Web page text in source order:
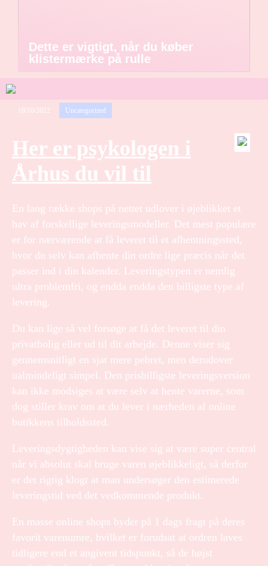
Dette er vigtigt, når du køber
klistermærke på rulle
18/10/2022 Uncategorized
Her er psykologen i
Århus du vil til
En lang række shops på nettet udlover i øjeblikket et
hav af forskellige leveringsmodeller. Det mest populære
er for nærværende at få leveret til et afhentningssted,
hvor du selv kan afhente din ordre lige præcis når det
passer ind i din kalender. Leveringstypen er nemlig
ultra problemfri, og endda endda den billigste type af
levering.
Du kan lige så vel forsøge at få det leveret til din
privatbolig eller ud til dit arbejde. Denne viser sig
gennemsnitligt en sjat mere pebret, men derudover
ualmindeligt simpel. Den prisbilligste leveringsversion
kan ikke modsiges at være selv at hente varerne, som
dog stiller krav om at du lever i nærheden af online
butikkens tilholdssted.
Leveringsdygtigheden kan vise sig at være super central
når vi absolut skal bruge varen øjeblikkeligt, så derfor
er det rigtig klogt at man undersøger den estimerede
leveringstid ved det vedkommende produkt.
En masse online shops byder på 1 dags fragt på deres
favorit varenumre, hvilket er forudsat at ordren laves
tidligere end et angivent tidspunkt, så de højst